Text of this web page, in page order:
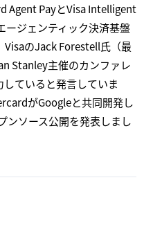
Agent PayとVisa Intelligent
ジェンティック決済基盤
のJack Forestell氏（最
Stanley主催のカンファレ
ていると発言していま
がGoogleと共同開発し
ンソース公開を発表しまし